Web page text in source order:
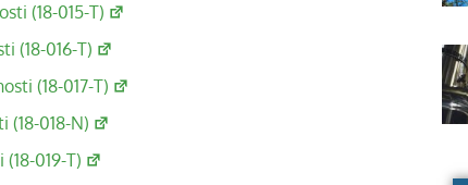
(18-015-T)
(18-016-T)
(18-017-T)
018-N)
019-T)